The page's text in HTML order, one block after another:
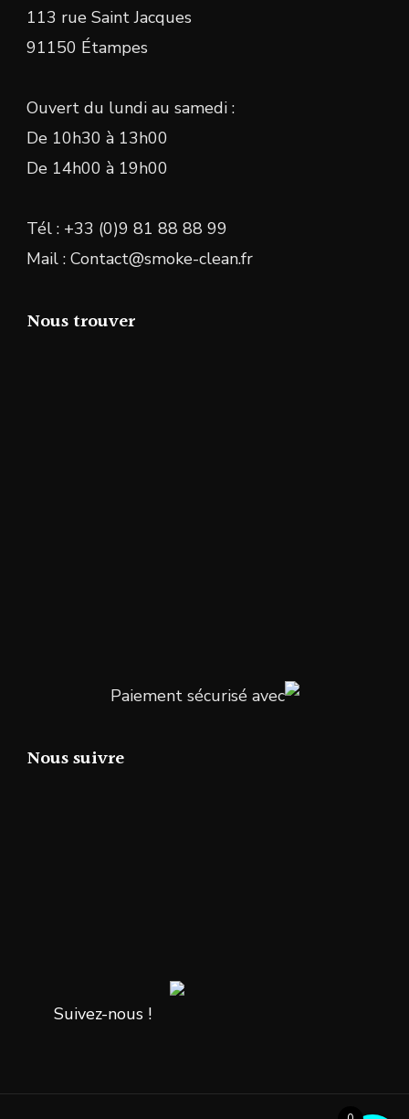
113 rue Saint Jacques
91150 Étampes
Ouvert du lundi au samedi :
De 10h30 à 13h00
De 14h00 à 19h00
Tél : +33 (0)9 81 88 88 99
Mail : Contact@smoke-clean.fr
Nous trouver
Paiement sécurisé avec
Nous suivre
Suivez-nous !